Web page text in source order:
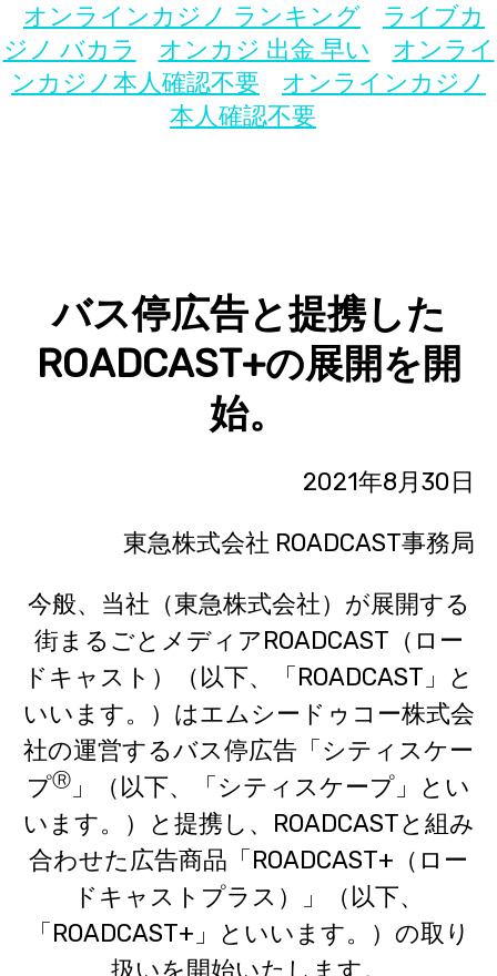
オンラインカジノ ランキング
ライブカ
ジノ バカラ
オンカジ 出金 早い
オンライ
ンカジノ本人確認不要
オンラインカジノ
本人確認不要
バス停広告と提携した
ROADCAST+の展開を開
始。
2021年8月30日
東急株式会社 ROADCAST事務局
今般、当社（東急株式会社）が展開する
街まるごとメディアROADCAST （ロー
ドキャスト）（以下、「ROADCAST」と
いいます。）はエムシードゥコー株式会
社の運営するバス停広告「シティスケー
プⓇ 」（以下、「シティスケープ」とい
います。）と提携し、ROADCASTと組み
合わせた広告商品「ROADCAST+（ロー
ドキャストプラス）」（以下、
「ROADCAST+」といいます。）の取り
扱いを開始いたします。